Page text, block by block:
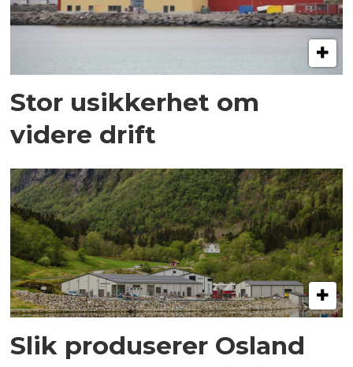
Stor usikkerhet om
videre drift
Slik produserer Osland